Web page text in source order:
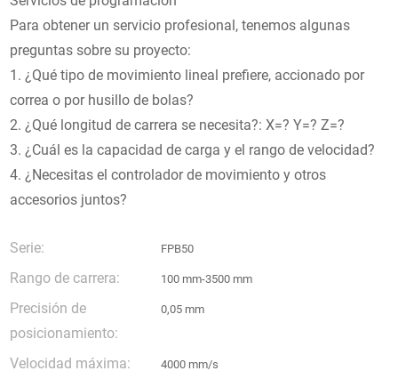
Para obtener un servicio profesional, tenemos algunas
preguntas sobre su proyecto:
1. ¿Qué tipo de movimiento lineal prefiere, accionado por
correa o por husillo de bolas?
2. ¿Qué longitud de carrera se necesita?: X=? Y=? Z=?
3. ¿Cuál es la capacidad de carga y el rango de velocidad?
4. ¿Necesitas el controlador de movimiento y otros
accesorios juntos?
Serie: FPB50
Rango de carrera: 100 mm-3500 mm
Precisión de
posicionamiento:
0,05 mm
Velocidad máxima: 4000 mm/s